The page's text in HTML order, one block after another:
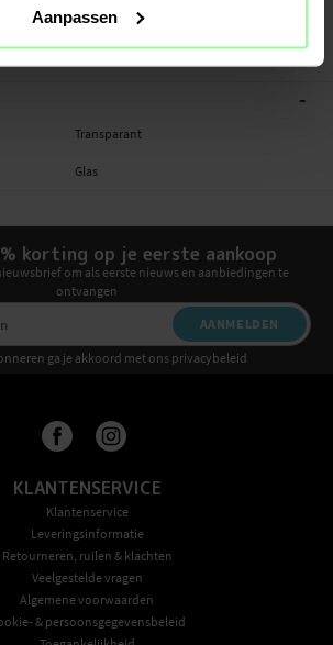
Aanpassen
heeft een technische hardheid die vergelijkbaar is met
-
Transparant
Glas
korting op je eerste aankoop
om als eerste nieuws en aanbiedingen te
ontvangen
AANMELDEN
ga je akkoord met ons privacybeleid
KLANTENSERVICE
Klantenservice
Leveringsinformatie
Retourneren, ruilen & klachten
Veelgestelde vragen
Algemene voorwaarden
& persoonsgegevensbeleid